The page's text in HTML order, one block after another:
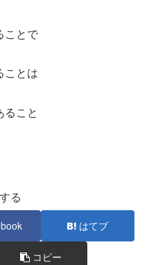
ことで
ことは
こと
る
はてブ
コピー